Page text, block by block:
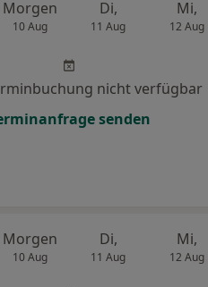
Morgen
10 Aug
Di,
11 Aug
Mi,
12 Aug
nicht verfügbar
senden
Morgen
10 Aug
Di,
11 Aug
Mi,
12 Aug